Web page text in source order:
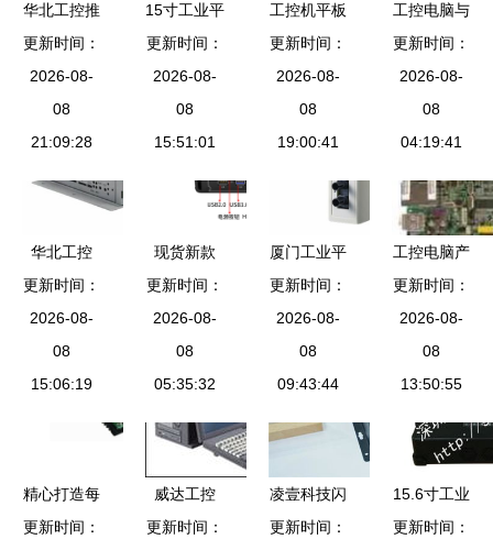
华北工控推
出基于Intel
Elkhart
Lake
J6412处理
电脑，引领
工控新标杆
更新时间：
2026-08-
08
21:09:28
15寸工业平
板电脑 宽
压全触摸一
体化电脑的
价格、厂家
更新时间：
2026-08-
08
15:51:01
工控机平板
电脑在不同
行业中的应
用及选购要
点
更新时间：
2026-08-
08
19:00:41
工控电脑与
激光打标设
备在制造业
中的应用与
参数详解
更新时间：
2026-08-
08
04:19:41
华北工控
物流配送需
求高涨，智
能机器人掀
起快递末端
更新时间：
2026-08-
08
15:06:19
现货新款
倍控N5105
软路由工控
机——四核
性能，三网
IoT多元化
应用解析
更新时间：
2026-08-
08
05:35:32
厦门工业平
板电脑 恩
创智达 触
摸工业平板
电脑厂家
更新时间：
2026-08-
08
09:43:44
工控电脑产
品批发 可
靠的工控电
脑产品厂家
货源 供应
更新时间：
2026-08-
08
13:50:55
精心打造每
一次装配
更新时间：
威达工控
打造工业自
更新时间：
凌壹科技闪
耀
更新时间：
15.6寸工业
便携机机箱
更新时间：